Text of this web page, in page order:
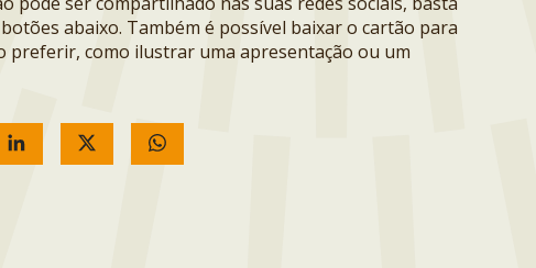
abaixo. Também é possível baixar o cartão para
preferir, como ilustrar uma apresentação ou um